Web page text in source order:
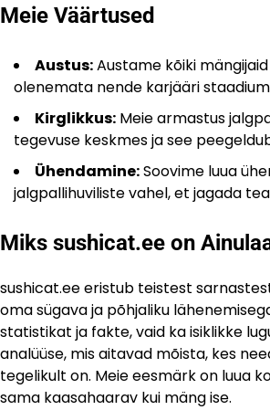
Meie Väärtused
Austus:Austame kõiki
olenemata nende karjääri
Kirglikkus: Meie armastus
tegevuse keskmes ja see
Ühendamine:Soovime luua
jalgpallihuviliste vahel, et jagada
Miks sushicat.ee on
sushicat.ee eristub teistest
oma sügava ja põhjaliku
statistikat ja fakte, vaid ka isiklikke
analüüse, mis aitavad mõista, kes
tegelikult on. Meie eesmärk on luua
sama kaasahaarav kui mäng ise.